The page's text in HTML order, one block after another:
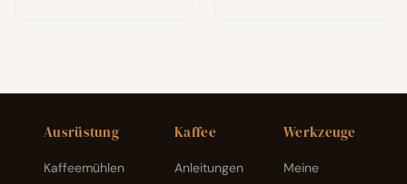
Ausrüstung
Kaffeemühlen
Kaffee
Anleitungen
Werkzeuge
Meine